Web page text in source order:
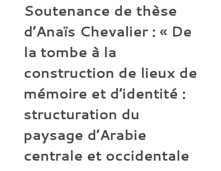
Soutenance de thèse
d’Anaïs Chevalier : « De
la tombe à la
construction de lieux de
mémoire et d’identité :
structuration du
paysage d’Arabie
centrale et occidentale